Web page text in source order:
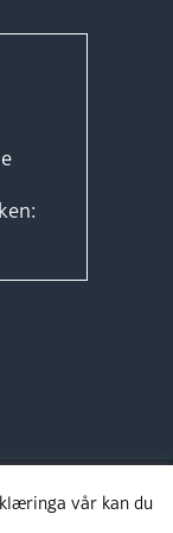
vår kan du